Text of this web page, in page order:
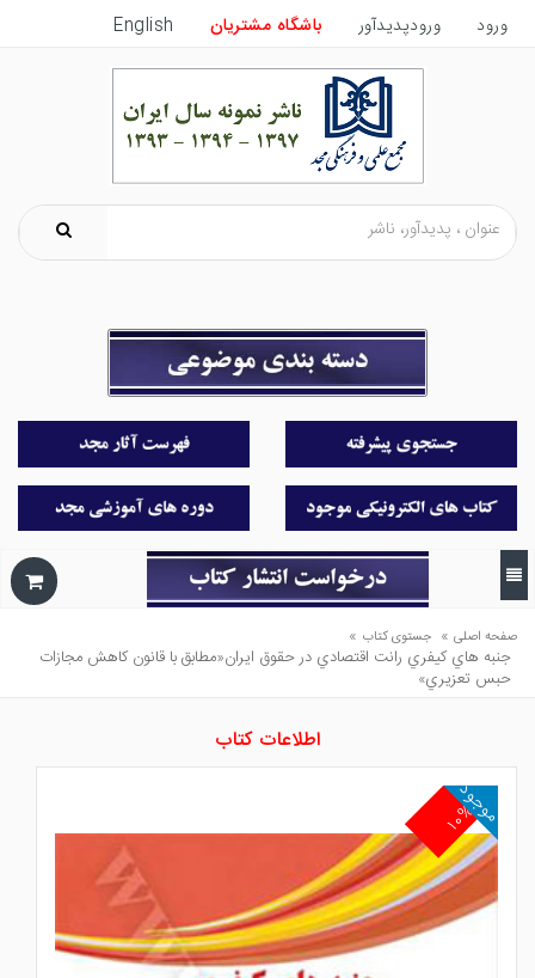
ورود ورودپدیدآور باشگاه مشتریان English
صفحه اصلی » جستوی کتاب »
جنبه هاي كيفري رانت اقتصادي در حقوق ايران«مطابق با قانون كاهش مجازات
حبس تعزيري»
اطلاعات کتاب
۱۰%
موجود